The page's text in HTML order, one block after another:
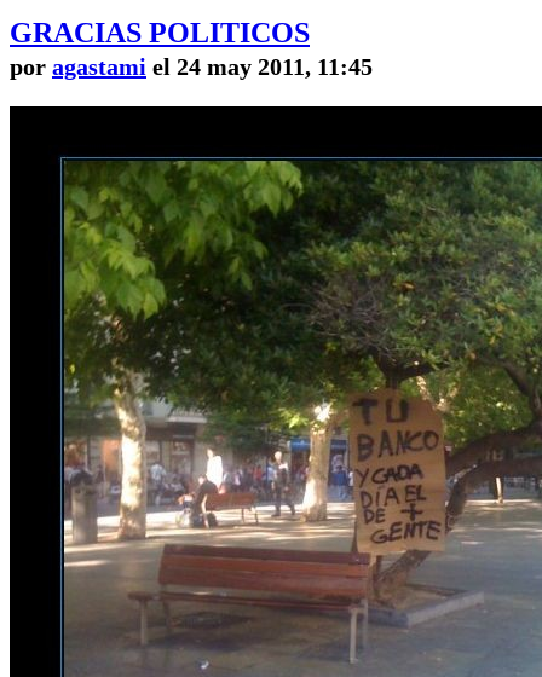
GRACIAS POLITICOS
por agastami el 24 may 2011, 11:45